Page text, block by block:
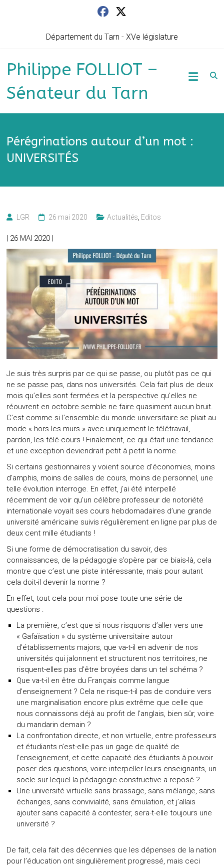
Département du Tarn - XVe législature
Philippe FOLLIOT –
Sénateur du Tarn
Pérégrinations autour d’un mot :
UNIVERSITÉS
LGR 26 mai 2020 Actualités Editos
| 26 MAI 2020 |
Je suis très surpris par ce qui se passe, ou plutôt pas ce qui
ne se passe pas, dans nos universités. Cela fait plus de deux
mois qu’elles sont fermées et la perspective qu’elles ne
réouvrent en octobre semble ne faire quasiment aucun bruit.
C’est comme si l’ensemble du monde universitaire se pliait au
mode « hors les murs » avec uniquement le télétravail,
pardon, les télé-cours ! Finalement, ce qui était une tendance
et une exception deviendrait petit à petit la norme.
Si certains gestionnaires y voient source d’économies, moins
d’amphis, moins de salles de cours, moins de personnel, une
telle évolution interroge. En effet, j’ai été interpellé
récemment de voir qu’un célèbre professeur de notoriété
internationale voyait ses cours hebdomadaires d’une grande
université américaine suivis régulièrement en ligne par plus de
deux cent mille étudiants !
Si une forme de démocratisation du savoir, des
connaissances, de la pédagogie s’opère par ce biais-là, cela
montre que c’est une piste intéressante, mais pour autant
cela doit-il devenir la norme ?
En effet, tout cela pour moi pose toute une série de
questions :
La première, c’est que si nous risquons d’aller vers une
« Gafaïsation » du système universitaire autour
d’établissements majors, que va-t-il en advenir de nos
universités qui jalonnent et structurent nos territoires, ne
risquent-elles pas d’être broyées dans un tel schéma ?
Que va-t-il en être du Français comme langue
d’enseignement ? Cela ne risque-t-il pas de conduire vers
une marginalisation encore plus extrême que celle que
nous connaissons déjà au profit de l’anglais, bien sûr, voire
du mandarin demain ?
La confrontation directe, et non virtuelle, entre professeurs
et étudiants n’est-elle pas un gage de qualité de
l’enseignement, et cette capacité des étudiants à pouvoir
poser des questions, voire interpeller leurs enseignants, un
socle sur lequel la pédagogie constructive a reposé ?
Une université virtuelle sans brassage, sans mélange, sans
échanges, sans convivialité, sans émulation, et j’allais
ajouter sans capacité à contester, sera-t-elle toujours une
université ?
De fait, cela fait des décennies que les dépenses de la nation
pour l’éducation ont singulièrement progressé, mais ceci